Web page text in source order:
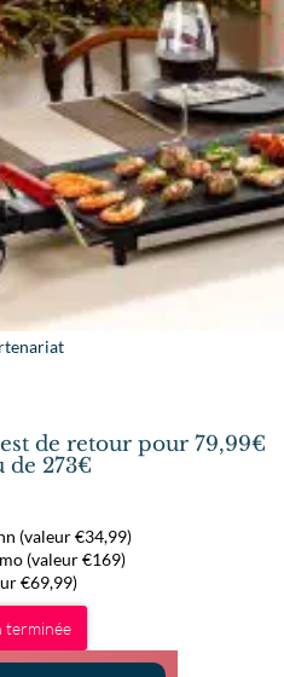
de retour pour 79,99€
de 273€
(valeur €34,99)
(valeur €169)
€69,99)
terminée